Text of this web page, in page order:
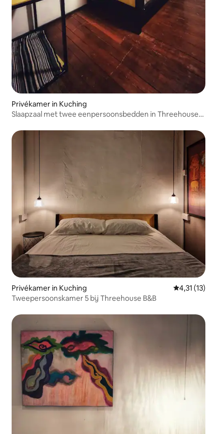
Privékamer in Kuching
Slaapzaal met twee eenpersoonsbedden in Threehouse
Privékamer in Kuching Gemiddelde
4,31 (13)
Tweepersoonskamer 5 bij Threehouse B&B